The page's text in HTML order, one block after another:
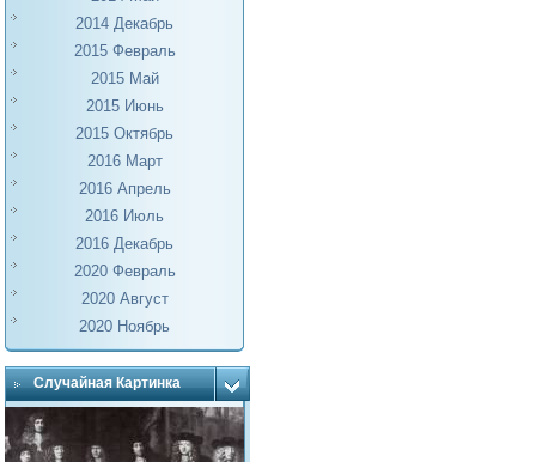
2014 Декабрь
2015 Февраль
2015 Май
2015 Июнь
2015 Октябрь
2016 Март
2016 Апрель
2016 Июль
2016 Декабрь
2020 Февраль
2020 Август
2020 Ноябрь
Случайная Картинка